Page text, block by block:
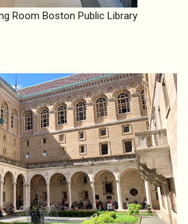
Room Boston Public Library